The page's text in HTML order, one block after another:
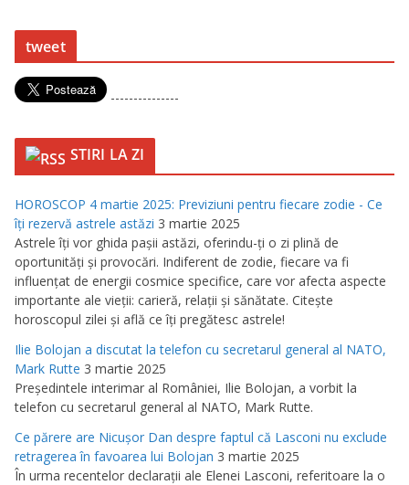
tweet
---------------
STIRI LA ZI
HOROSCOP 4 martie 2025: Previziuni pentru fiecare zodie - Ce
îţi rezervă astrele astăzi 3 martie 2025
Astrele îţi vor ghida paşii astăzi, oferindu-ţi o zi plină de
oportunităţi şi provocări. Indiferent de zodie, fiecare va fi
influenţat de energii cosmice specifice, care vor afecta aspecte
importante ale vieţii: carieră, relaţii şi sănătate. Citeşte
horoscopul zilei şi află ce îţi pregătesc astrele!
Ilie Bolojan a discutat la telefon cu secretarul general al NATO,
Mark Rutte 3 martie 2025
Preşedintele interimar al României, Ilie Bolojan, a vorbit la
telefon cu secretarul general al NATO, Mark Rutte.
Ce părere are Nicuşor Dan despre faptul că Lasconi nu exclude
retragerea în favoarea lui Bolojan 3 martie 2025
În urma recentelor declaraţii ale Elenei Lasconi, referitoare la o